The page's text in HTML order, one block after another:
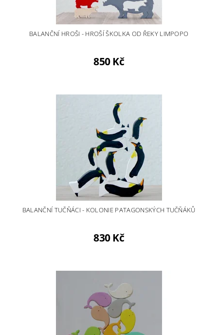
BALANČNÍ HROŠI - HROŠÍ ŠKOLKA OD ŘEKY LIMPOPO
850 Kč
BALANČNÍ TUČŇÁCI - KOLONIE PATAGONSKÝCH TUČŇÁKŮ
830 Kč